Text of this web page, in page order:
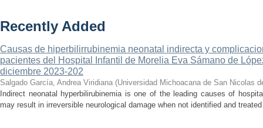
Recently Added
Causas de hiperbilirrubinemia neonatal indirecta y
pacientes del Hospital Infantil de Morelia Eva Sámano de
diciembre 2023-202
Salgado García, Andrea Viridiana (Universidad Michoacana de San Nicolas
Indirect neonatal hyperbilirubinemia is one of the leading causes of
may result in irreversible neurological damage when not identified and